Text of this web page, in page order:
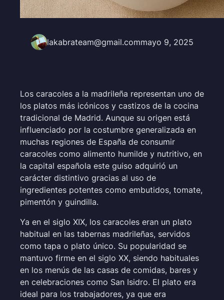
lakabrateam@gmail.commayo 9, 2025
Los caracoles a la madrileña representan uno de
los platos más icónicos y castizos de la cocina
tradicional de Madrid. Aunque su origen está
influenciado por la costumbre generalizada en
muchas regiones de España de consumir
caracoles como alimento humilde y nutritivo, en
la capital española este guiso adquirió un
carácter distintivo gracias al uso de
ingredientes potentes como embutidos, tomate,
pimentón y guindilla.
Ya en el siglo XIX, los caracoles eran un plato
habitual en las tabernas madrileñas, servidos
como tapa o plato único. Su popularidad se
mantuvo firme en el siglo XX, siendo habituales
en los menús de las casas de comidas, bares y
en celebraciones como San Isidro. El plato era
ideal para los trabajadores, ya que era